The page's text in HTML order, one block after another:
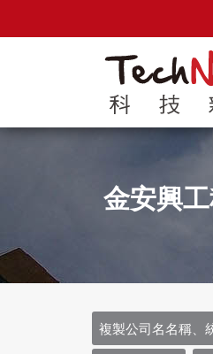
金安興
複製公司名名稱、